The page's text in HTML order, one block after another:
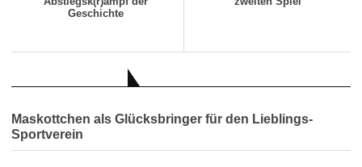
Geschichte
Maskottchen als Glücksbringer für den Lieblings-
Sportverein